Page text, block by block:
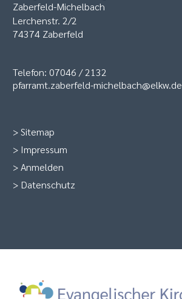
Zaberfeld-Michelbach
Lerchenstr. 2/2
74374 Zaberfeld
Telefon: 07046 / 2132
pfarramt.zaberfeld-michelbach@elkw.de
>Sitemap
> Impressum
>Anmelden
> Datenschutz